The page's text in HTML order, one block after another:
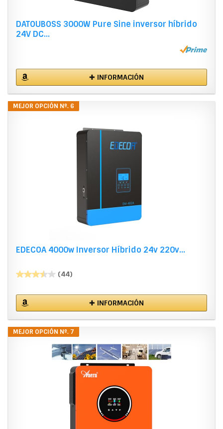
DATOUBOSS 3000W Pure Sine inversor híbrido
24V DC...
✚ INFORMACIÓN
MEJOR OPCIÓN Nº. 6
EDECOA 4000w Inversor Híbrido 24v 220v...
(44)
✚ INFORMACIÓN
MEJOR OPCIÓN Nº. 7